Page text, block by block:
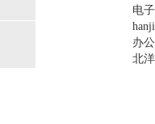
电
办
北